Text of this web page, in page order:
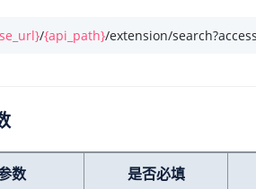
/{api_path}/extension/
数 是否必填